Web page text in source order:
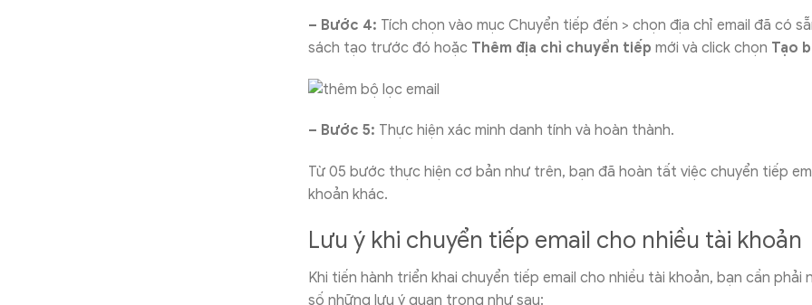
– Bước 4: Tích chọn vào mục Chuyển tiếp đến > chọn địa chỉ email đã có
sách tạo trước đó hoặc Thêm địa chỉ chuyển tiếp mới và click chọn Tạo
– Bước 5: Thực hiện xác minh danh tính và hoàn thành.
Từ 05 bước thực hiện cơ bản như trên, bạn đã hoàn tất việc chuyển tiếp
khoản khác.
Lưu ý khi chuyển tiếp email cho nhiều tài khoản
Khi tiến hành triển khai chuyển tiếp email cho nhiều tài khoản, bạn cần phải
số những lưu ý quan trọng như sau: